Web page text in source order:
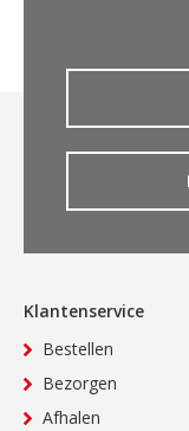
Klantenservice
Bestellen
Bezorgen
Afhalen